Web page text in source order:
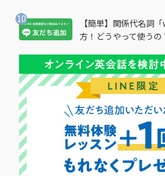
【簡単】関係代名詞
方！どうやって使うの